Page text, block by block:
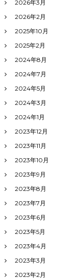
2026年3月
2026年2月
2025年10月
2025年2月
2024年8月
2024年7月
2024年5月
2024年3月
2024年1月
2023年12月
2023年11月
2023年10月
2023年9月
2023年8月
2023年7月
2023年6月
2023年5月
2023年4月
2023年3月
2023年2月